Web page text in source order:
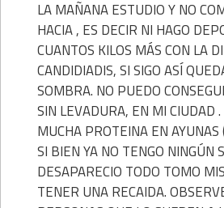
LA MAÑANA ESTUDIO Y NO
HACIA , ES DECIR NI HAGO
CUANTOS KILOS MÁS CON LA
CANDIDIADIS, SI SIGO ASÍ
SOMBRA. NO PUEDO
SIN LEVADURA, EN MI CIUDAD
MUCHA PROTEINA EN AYUNAS
SI BIEN YA NO TENGO NINGÚN
DESAPARECIO TODO TOMO
TENER UNA RECAIDA.